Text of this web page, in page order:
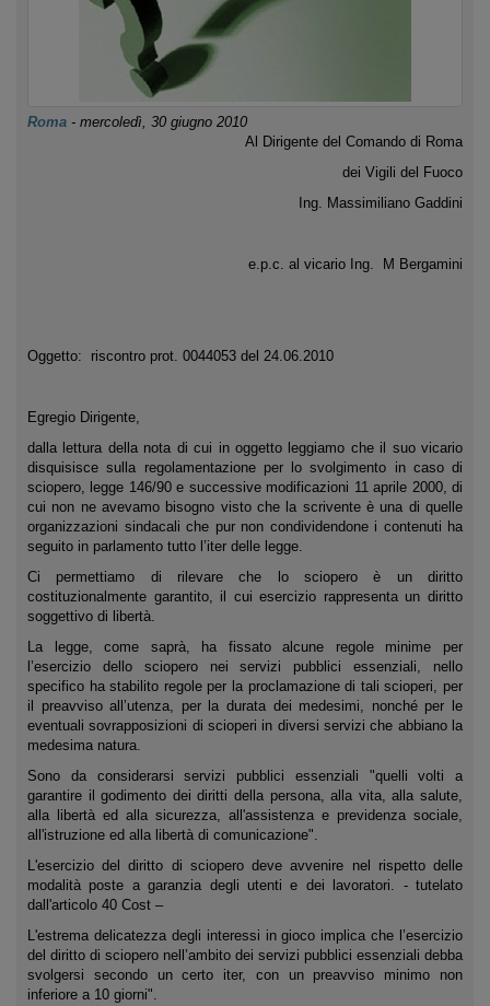
Roma - mercoledì, 30 giugno 2010
Al Dirigente del Comando di Roma
dei Vigili del Fuoco
Ing. Massimiliano Gaddini
e.p.c. al vicario Ing. M Bergamini
Oggetto: riscontro prot. 0044053 del 24.06.2010
Egregio Dirigente,
dalla lettura della nota di cui in oggetto leggiamo che il suo vicario
disquisisce sulla regolamentazione per lo svolgimento in caso di
sciopero, legge 146/90 e successive modificazioni 11 aprile 2000, di
cui non ne avevamo bisogno visto che la scrivente è una di quelle
organizzazioni sindacali che pur non condividendone i contenuti ha
seguito in parlamento tutto l’iter delle legge.
Ci permettiamo di rilevare che lo sciopero è un diritto
costituzionalmente garantito, il cui esercizio rappresenta un diritto
soggettivo di libertà.
La legge, come saprà, ha fissato alcune regole minime per
l’esercizio dello sciopero nei servizi pubblici essenziali, nello
specifico ha stabilito regole per la proclamazione di tali scioperi, per
il preavviso all’utenza, per la durata dei medesimi, nonché per le
eventuali sovrapposizioni di scioperi in diversi servizi che abbiano la
medesima natura.
Sono da considerarsi servizi pubblici essenziali "quelli volti a
garantire il godimento dei diritti della persona, alla vita, alla salute,
alla libertà ed alla sicurezza, all'assistenza e previdenza sociale,
all'istruzione ed alla libertà di comunicazione".
L'esercizio del diritto di sciopero deve avvenire nel rispetto delle
modalità poste a garanzia degli utenti e dei lavoratori. - tutelato
dall'articolo 40 Cost –
L'estrema delicatezza degli interessi in gioco implica che l’esercizio
del diritto di sciopero nell’ambito dei servizi pubblici essenziali debba
svolgersi secondo un certo iter, con un preavviso minimo non
inferiore a 10 giorni".